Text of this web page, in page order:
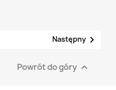
Następny 
Powrót do góry 